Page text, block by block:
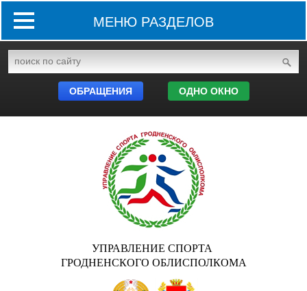
МЕНЮ РАЗДЕЛОВ
ОБРАЩЕНИЯ ОДНО ОКНО
УПРАВЛЕНИЕ СПОРТА
ГРОДНЕНСКОГО ОБЛИСПОЛКОМА